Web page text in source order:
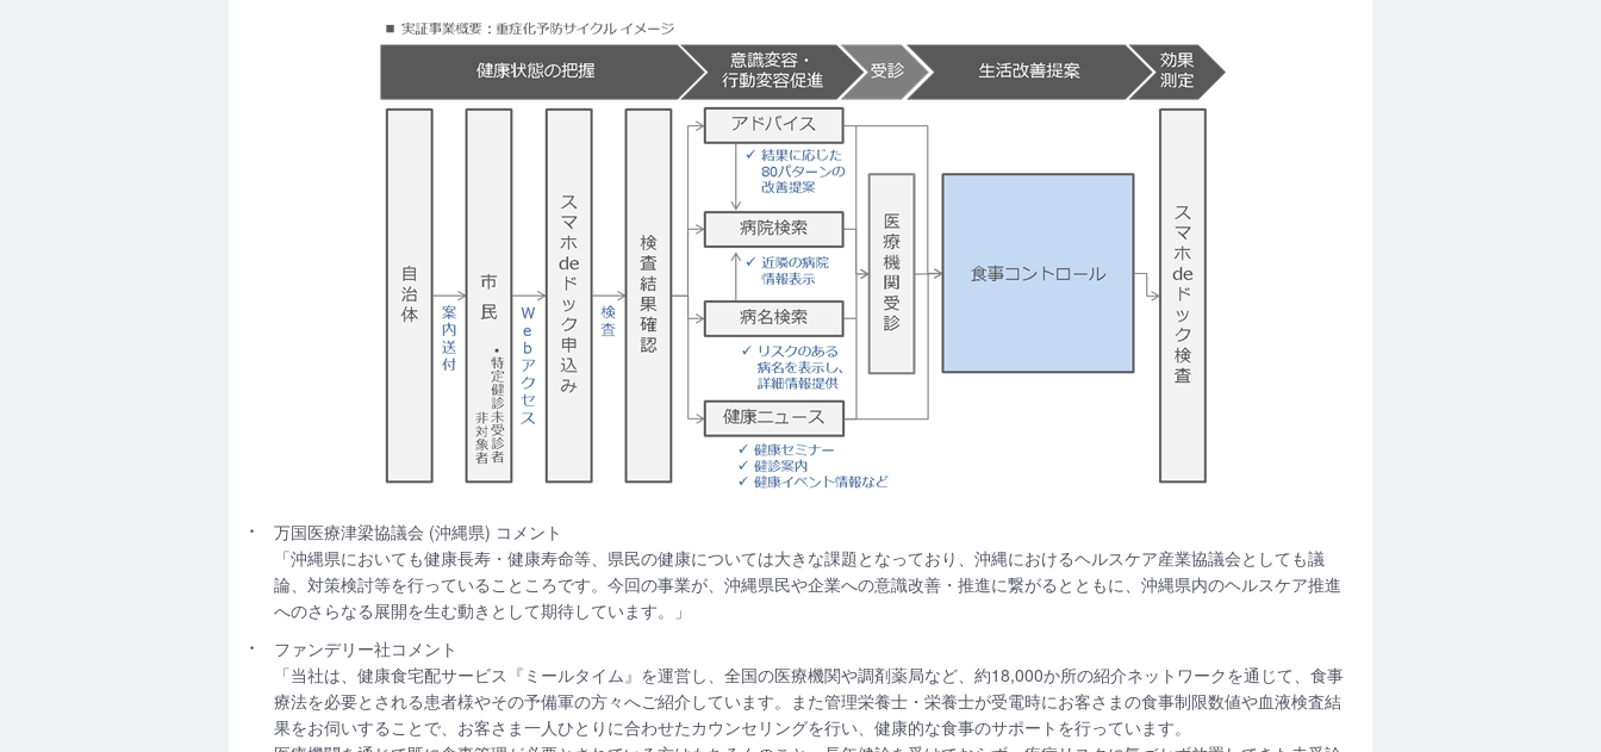
万国医療津梁協議会 (沖縄県) コメント
「沖縄県においても健康長寿・健康寿命等、県民の健康については大きな課題となっており、沖縄におけるヘルスケア産業協議会としても議
論、対策検討等を行っていることころです。今回の事業が、沖縄県民や企業への意識改善・推進に繋がるとともに、沖縄県内のヘルスケア推進
へのさらなる展開を生む動きとして期待しています。」
ファンデリー社コメント
「当社は、健康食宅配サービス『ミールタイム』を運営し、全国の医療機関や調剤薬局など、約18,000か所の紹介ネットワークを通じて、食事
療法を必要とされる患者様やその予備軍の方々へご紹介しています。また管理栄養士・栄養士が受電時にお客さまの食事制限数値や血液検査結
果をお伺いすることで、お客さま一人ひとりに合わせたカウンセリングを行い、健康的な食事のサポートを行っています。